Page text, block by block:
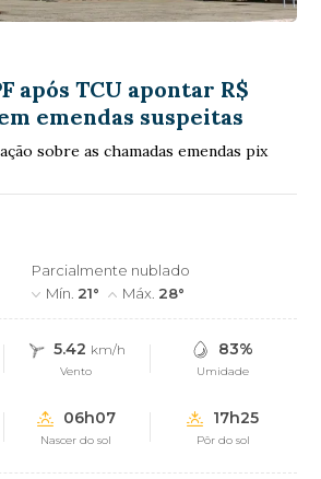
após TCU apontar R$
emendas suspeitas
sobre as chamadas emendas pix
Parcialmente nublado
Mín. 21° Máx. 28°
5.42 km/h
Vento
83%
Umidade
06h07
Nascer do sol
17h25
Pôr do sol